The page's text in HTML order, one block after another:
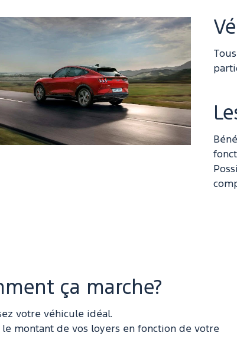
ça marche?
votre véhicule idéal.
le montant de vos loyers en fonction de votre